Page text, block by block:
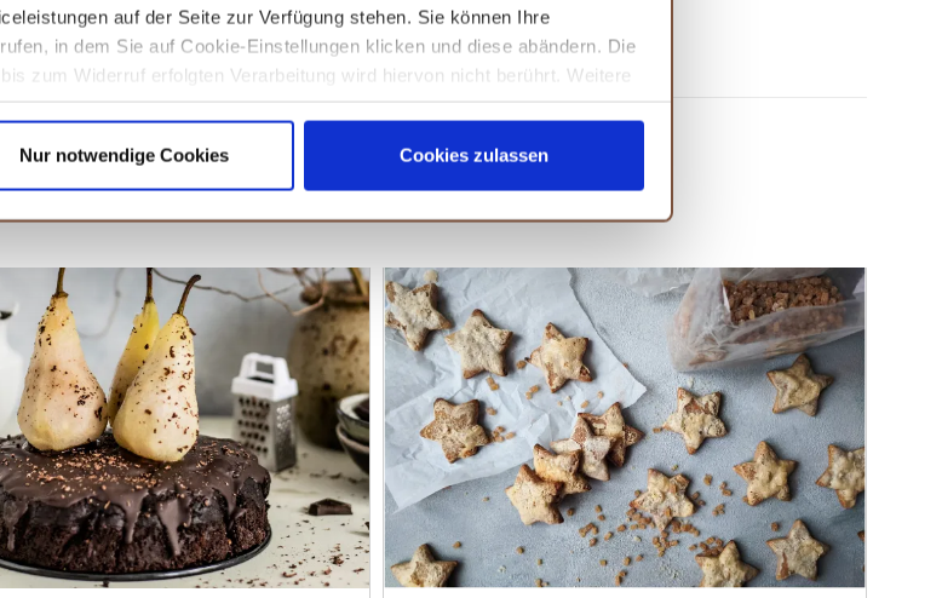
auf der Seite zur Verfügung stehen. Sie können Ihre
in dem Sie auf Cookie-Einstellungen klicken und diese abändern. Die
zum Widerruf erfolgten Verarbeitung wird hiervon nicht berührt. Weitere
Nur notwendige Cookies Cookies zulassen
SCHMECKEN KÖNNTE